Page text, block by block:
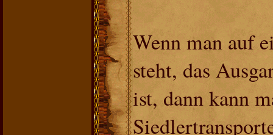
Wenn man auf
steht, das
ist, dann kann